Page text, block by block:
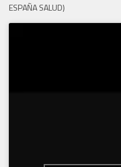
ESPAÑA SALUD)